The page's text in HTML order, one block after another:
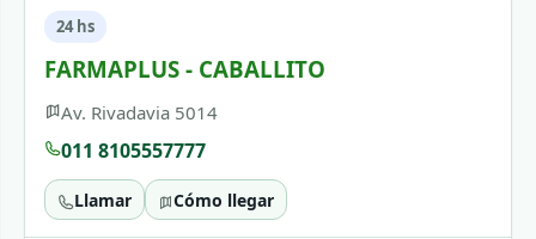
24 hs
FARMAPLUS - CABALLITO
Av. Rivadavia 5014
011 8105557777
Llamar Cómo llegar